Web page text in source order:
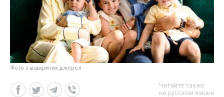
Фото з відкритих джерел
Читайте также
на русском языке